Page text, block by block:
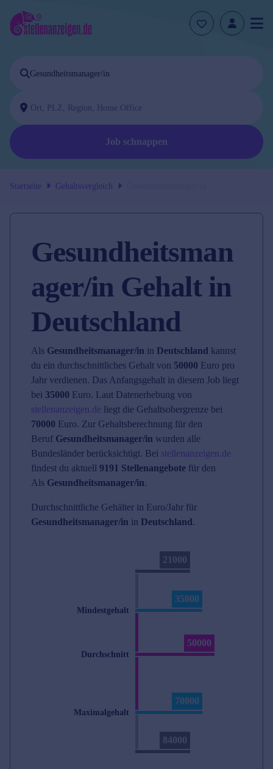
Job schnappen
Startseite Gehaltsvergleich
Gesundheitsman
ager/in Gehalt in
Deutschland
Als Gesundheitsmanager/in in Deutschland kannst
du ein durchschnittliches Gehalt von 50000 Euro pro
Jahr verdienen. Das Anfangsgehalt in diesem Job liegt
bei 35000 Euro. Laut Datenerhebung von
stellenanzeigen.de liegt die Gehaltsobergrenze bei
70000 Euro. Zur Gehaltsberechnung für den
Beruf Gesundheitsmanager/in wurden alle
Bundesländer berücksichtigt. Bei stellenanzeigen.de
findest du aktuell 9191 Stellenangebote für den
Als Gesundheitsmanager/in.
Durchschnittliche Gehälter in Euro/Jahr für
Gesundheitsmanager/in in Deutschland.
21000
35000
Mindestgehalt
50000
Durchschnitt
70000
Maximalgehalt
84000